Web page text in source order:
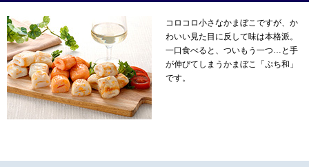
コロコロ小さなかまぼこですが、か
わいい見た目に反して味は本格派。
一口食べると、ついもう一つ…と手
が伸びてしまうかまぼこ「ぷち和」
です。